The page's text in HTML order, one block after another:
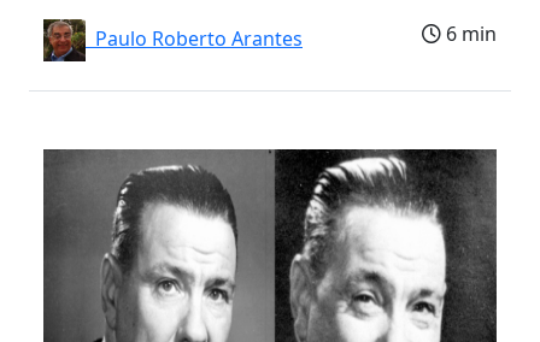
Paulo Roberto Arantes
6 min